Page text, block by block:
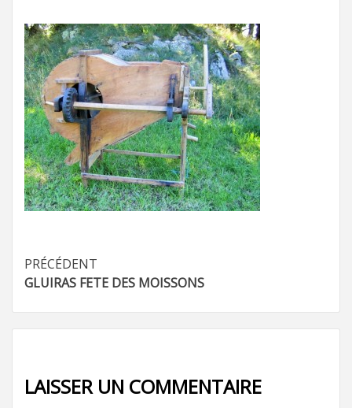
Navigation
d’article
PRÉCÉDENT
GLUIRAS FETE DES MOISSONS
LAISSER UN COMMENTAIRE